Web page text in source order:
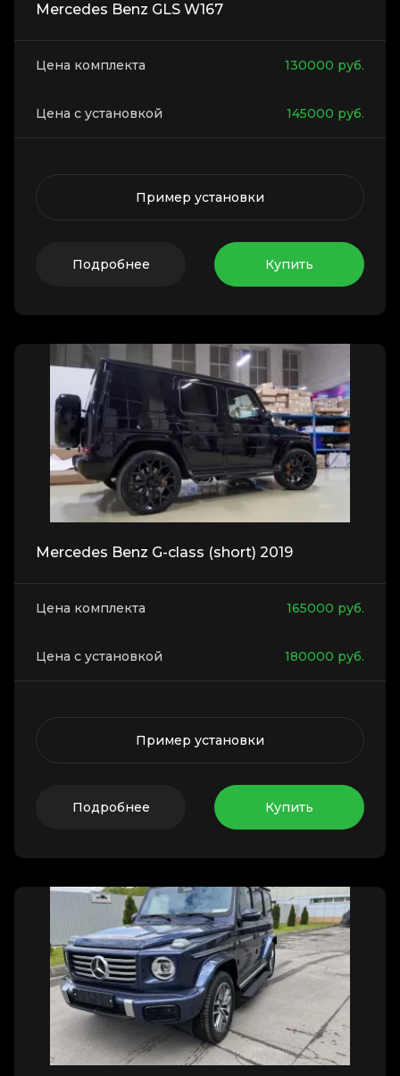
Mercedes Benz GLS W167
Цена комплекта 130000 руб.
Цена с установкой 145000 руб.
Пример установки
Подробнее Купить
Mercedes Benz G-class (short) 2019
Цена комплекта 165000 руб.
Цена с установкой 180000 руб.
Пример установки
Подробнее Купить